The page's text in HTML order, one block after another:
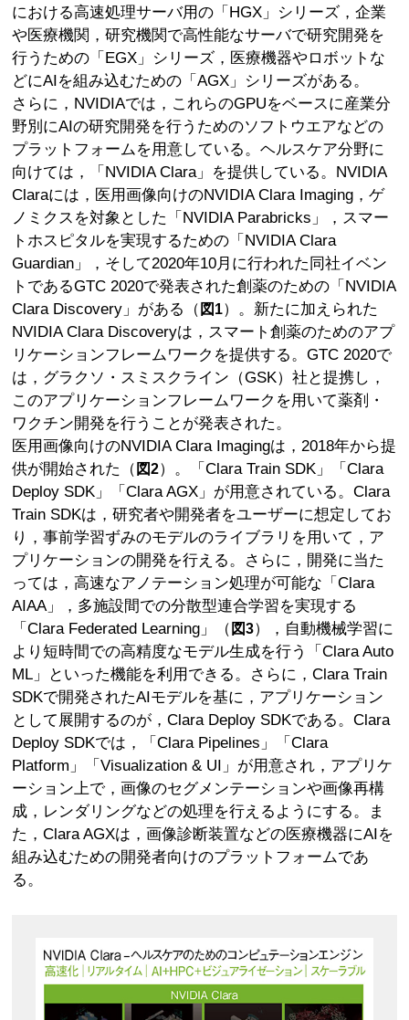
における高速処理サーバ用の「HGX」シリーズ，企業
や医療機関，研究機関で高性能なサーバで研究開発を
行うための「EGX」シリーズ，医療機器やロボットな
どにAIを組み込むための「AGX」シリーズがある。
さらに，NVIDIAでは，これらのGPUをベースに産業分
野別にAIの研究開発を行うためのソフトウエアなどの
プラットフォームを用意している。ヘルスケア分野に
向けては，「NVIDIA Clara」を提供している。NVIDIA
Claraには，医用画像向けのNVIDIA Clara Imaging，ゲ
ノミクスを対象とした「NVIDIA Parabricks」，スマー
トホスピタルを実現するための「NVIDIA Clara
Guardian」，そして2020年10月に行われた同社イベン
トであるGTC 2020で発表された創薬のための「NVIDIA
Clara Discovery」がある（ 図1）。新たに加えられた
NVIDIA Clara Discoveryは，スマート創薬のためのアプ
リケーションフレームワークを提供する。GTC 2020で
は，グラクソ・スミスクライン（GSK）社と提携し，
このアプリケーションフレームワークを用いて薬剤・
ワクチン開発を行うことが発表された。
医用画像向けのNVIDIA Clara Imagingは，2018年から提
供が開始された（ 図2）。「Clara Train SDK」「Clara
Deploy SDK」「Clara AGX」が用意されている。Clara
Train SDKは，研究者や開発者をユーザーに想定してお
り，事前学習ずみのモデルのライブラリを用いて，ア
プリケーションの開発を行える。さらに，開発に当た
っては，高速なアノテーション処理が可能な「Clara
AIAA」，多施設間での分散型連合学習を実現する
「Clara Federated Learning」（ 図3），自動機械学習に
より短時間での高精度なモデル生成を行う「Clara Auto
ML」といった機能を利用できる。さらに，Clara Train
SDKで開発されたAIモデルを基に，アプリケーション
として展開するのが，Clara Deploy SDKである。Clara
Deploy SDKでは，「Clara Pipelines」「Clara
Platform」「Visualization & UI」が用意され，アプリケ
ーション上で，画像のセグメンテーションや画像再構
成，レンダリングなどの処理を行えるようにする。ま
た，Clara AGXは，画像診断装置などの医療機器にAIを
組み込むための開発者向けのプラットフォームであ
る。